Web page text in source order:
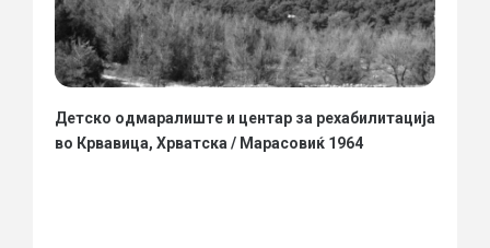
Детско одмаралиште и центар за рехабилитација
во Крвавица, Хрватска / Марасовиќ 1964